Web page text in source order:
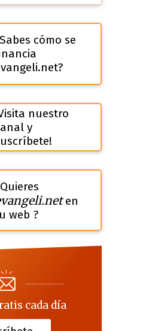
cómo se
nuestro
y
en
web ?
cada día